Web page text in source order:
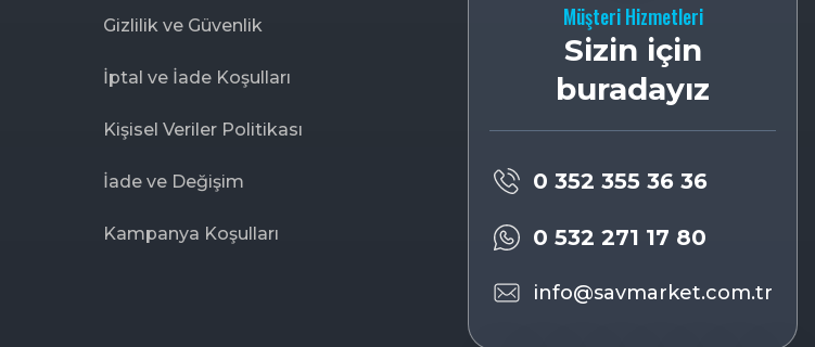
Gizlilik ve Güvenlik
İptal ve İade Koşulları
Kişisel Veriler Politikası
İade ve Değişim
Kampanya Koşulları
Müşteri Hizmetleri
Sizin için
buradayız
0 352 355 36 36
0 532 271 17 80
info@savmarket.com.tr